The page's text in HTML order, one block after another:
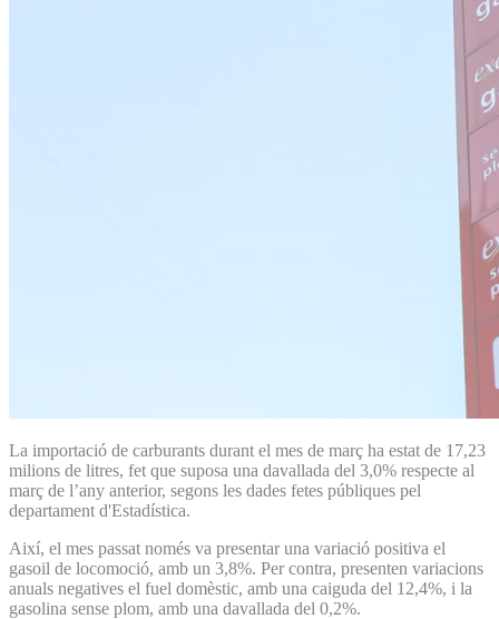
La importació de carburants durant el mes de març ha estat de 17,23
milions de litres, fet que suposa una davallada del 3,0% respecte al
març de l’any anterior, segons les dades fetes públiques pel
departament d'Estadística.
Així, el mes passat només va presentar una variació positiva el
gasoil de locomoció, amb un 3,8%. Per contra, presenten variacions
anuals negatives el fuel domèstic, amb una caiguda del 12,4%, i la
gasolina sense plom, amb una davallada del 0,2%.